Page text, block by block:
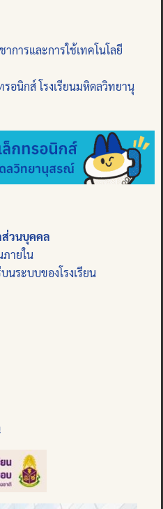
การและการใช้เทคโนโลยี
รอนิกส์ โรงเรียนมหิดลวิทยานุ
ส่วนบุคคล
ายใน
นระบบของโรงเรียน